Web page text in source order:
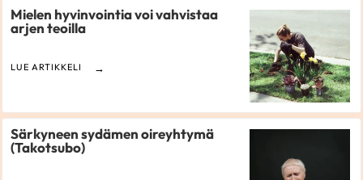
Mielen hyvinvointia voi vahvistaa
arjen teoilla
LUE ARTIKKELI
Särkyneen sydämen oireyhtymä
(Takotsubo)